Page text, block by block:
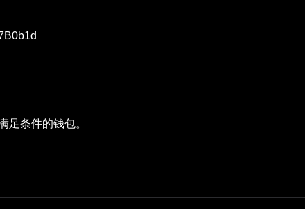
足条件的钱包。